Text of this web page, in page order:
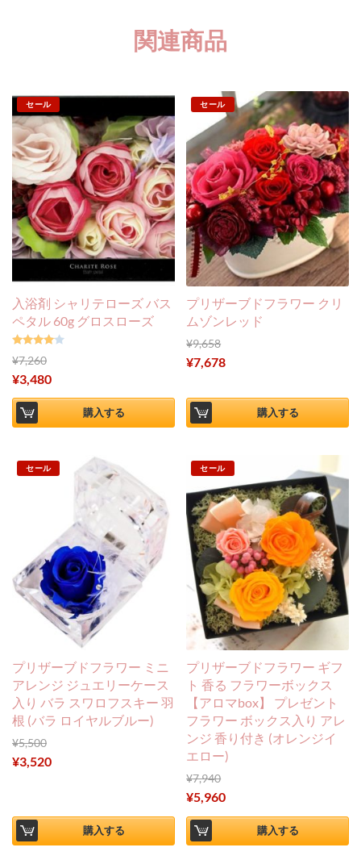
関連商品
セール
入浴剤 シャリテローズ バス
ペタル 60g グロスローズ
5段階中
4.00の評
¥7,260
¥3,480
購入する
セール
プリザーブドフラワー クリ
ムゾンレッド
¥9,658
¥7,678
購入する
セール
プリザーブドフラワー ミニ
アレンジ ジュエリーケース
入り バラ スワロフスキー 羽
根 (バラ ロイヤルブルー)
¥5,500
¥3,520
購入する
セール
プリザーブドフラワー ギフ
ト 香る フラワーボックス
【アロマbox】 プレゼント
フラワー ボックス入り アレ
ンジ 香り付き (オレンジイ
エロー)
¥7,940
¥5,960
購入する